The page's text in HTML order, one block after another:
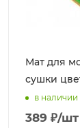
Мат для
сушки
в наличии
389 ₽/шт